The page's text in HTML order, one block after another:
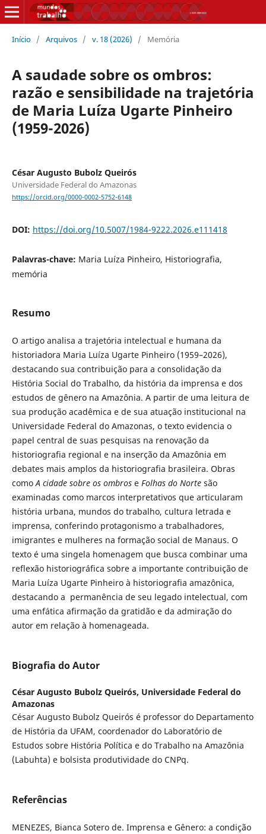
Início / Arquivos / v. 18 (2026) / Memória
A saudade sobre os ombros:
razão e sensibilidade na trajetória
de Maria Luíza Ugarte Pinheiro
(1959-2026)
César Augusto Bubolz Queirós
Universidade Federal do Amazonas
https://orcid.org/0000-0002-5752-6148
DOI: https://doi.org/10.5007/1984-9222.2026.e111418
Palavras-chave: Maria Luíza Pinheiro, Historiografia,
memória
Resumo
O artigo analisa a trajetória intelectual e humana da
historiadora Maria Luíza Ugarte Pinheiro (1959–2026),
destacando sua contribuição para a consolidação da
História Social do Trabalho, da história da imprensa e dos
estudos de gênero na Amazônia. A partir de uma leitura de
sua produção acadêmica e de sua atuação institucional na
Universidade Federal do Amazonas, o texto evidencia o
papel central de suas pesquisas na renovação da
historiografia regional e na inserção da Amazônia em
debates mais amplos da historiografia brasileira. Obras
comoA cidade sobre os ombrose Folhas do Nortesão
examinadas como marcos interpretativos que articularam
história urbana, mundos do trabalho, cultura letrada e
imprensa, conferindo protagonismo a trabalhadores,
imigrantes e mulheres na formação social de Manaus. O
texto é uma singela homenagem que busca combinar uma
reflexão historiográfica sobre a importante contribuição de
Maria Luíza Ugarte Pinheiro à historiografia amazônica,
destacando a permanência de seu legado intelectual, com
uma enfática afirmação da gratidão e da admiração do
autor em relação à homenageada.
Biografia do Autor
César Augusto Bubolz Queirós, Universidade Federal do
Amazonas
César Augusto Bubolz Queirós é professor do Departamento
de História da UFAM, coordenador do Laboratório de
Estudos sobre História Política e do Trabalho na Amazônia
(Labuhta) e bolsista produtividade do CNPq.
Referências
MENEZES, Bianca Sotero de. Imprensa e Gênero: a condição